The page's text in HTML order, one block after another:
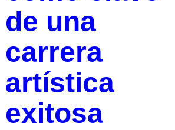
de una
carrera
artística
exitosa